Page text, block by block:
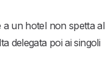
a un hotel non spetta al
delegata poi ai singoli